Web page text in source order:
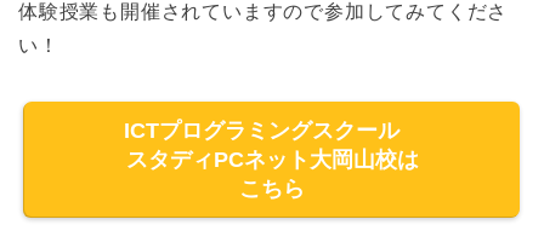
体験授業も開催されていますので参加してみてくださ
い！
ICTプログラミングスクール
スタディPCネット大岡山校は
こちら